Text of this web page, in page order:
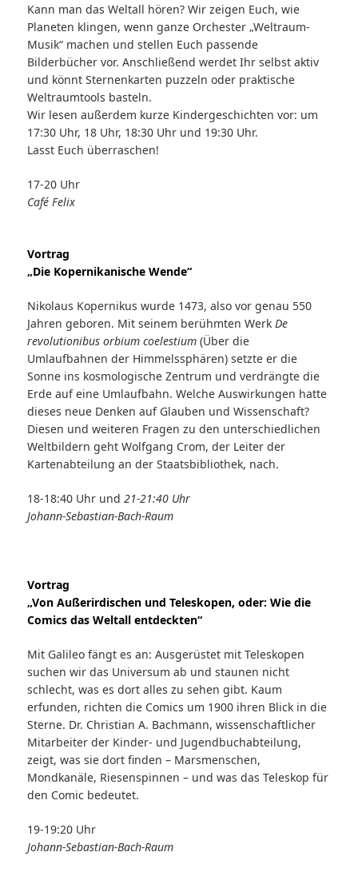
Kann man das Weltall hören? Wir zeigen Euch, wie
Planeten klingen, wenn ganze Orchester „Weltraum-
Musik“ machen und stellen Euch passende
Bilderbücher vor. Anschließend werdet Ihr selbst aktiv
und könnt Sternenkarten puzzeln oder praktische
Weltraumtools basteln.
Wir lesen außerdem kurze Kindergeschichten vor: um
17:30 Uhr, 18 Uhr, 18:30 Uhr und 19:30 Uhr.
Lasst Euch überraschen!
17-20 Uhr
Café Felix
Vortrag
„Die Kopernikanische Wende“
Nikolaus Kopernikus wurde 1473, also vor genau 550
Jahren geboren. Mit seinem berühmten Werk De
revolutionibus orbium coelestium(Über die
Umlaufbahnen der Himmelssphären) setzte er die
Sonne ins kosmologische Zentrum und verdrängte die
Erde auf eine Umlaufbahn. Welche Auswirkungen hatte
dieses neue Denken auf Glauben und Wissenschaft?
Diesen und weiteren Fragen zu den unterschiedlichen
Weltbildern geht Wolfgang Crom, der Leiter der
Kartenabteilung an der Staatsbibliothek, nach.
18-18:40 Uhr und 21-21:40 Uhr
Johann-Sebastian-Bach-Raum
Vortrag
„Von Außerirdischen und Teleskopen, oder: Wie die
Comics das Weltall entdeckten“
Mit Galileo fängt es an: Ausgerüstet mit Teleskopen
suchen wir das Universum ab und staunen nicht
schlecht, was es dort alles zu sehen gibt. Kaum
erfunden, richten die Comics um 1900 ihren Blick in die
Sterne. Dr. Christian A. Bachmann, wissenschaftlicher
Mitarbeiter der Kinder- und Jugendbuchabteilung,
zeigt, was sie dort finden – Marsmenschen,
Mondkanäle, Riesenspinnen – und was das Teleskop für
den Comic bedeutet.
19-19:20 Uhr
Johann-Sebastian-Bach-Raum